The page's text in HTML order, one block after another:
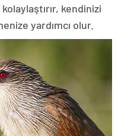
kendinizi
yardımcı olur.